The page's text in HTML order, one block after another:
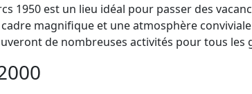
1950 est un lieu idéal pour passer des
magnifique et une atmosphère
de nombreuses activités pour tous les